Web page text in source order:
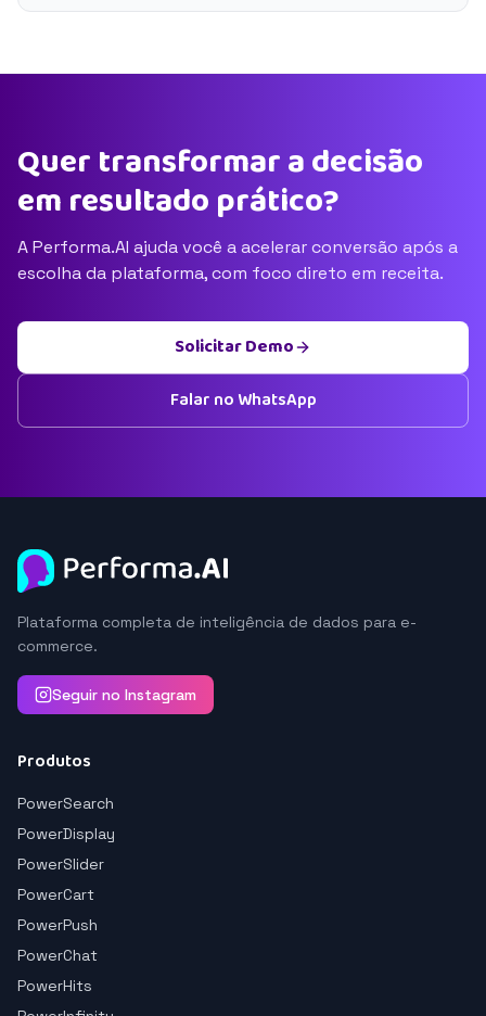
Quer transformar a decisão
em resultado prático?
A Performa.AI ajuda você a acelerar conversão após a
escolha da plataforma, com foco direto em receita.
Solicitar Demo
Falar no WhatsApp
Plataforma completa de inteligência de dados para e-
commerce.
Seguir no Instagram
Produtos
PowerSearch
PowerDisplay
PowerSlider
PowerCart
PowerPush
PowerChat
PowerHits